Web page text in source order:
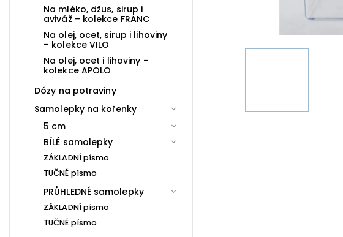
Na mléko, džus, sirup i
aviváž – kolekce FRANC
Na olej, ocet, sirup i lihoviny
– kolekce VILO
Na olej, ocet i lihoviny –
kolekce APOLO
Dózy na potraviny
Samolepky na kořenky
5 cm
BÍLÉ samolepky
ZÁKLADNÍ písmo
TUČNÉ písmo
PRŮHLEDNÉ samolepky
ZÁKLADNÍ písmo
TUČNÉ písmo